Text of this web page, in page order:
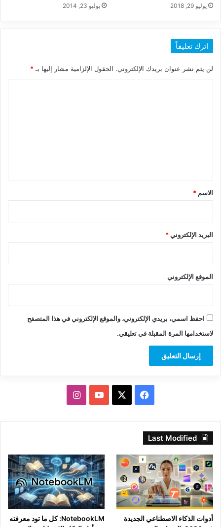
يوليو 29, 2018 يوليو 23, 2014
اترك تعليقاً
لن يتم نشر عنوان بريدك الإلكتروني. الحقول الإلزامية مشار إليها بـ *
*
الاسم *
البريد الإلكتروني*
الموقع الإلكتروني
احفظ اسمي، بريدي الإلكتروني، والموقع الإلكتروني في هذا المتصفح
لاستخدامها المرة المقبلة في تعليقي.
فيسبوك ‫YouTubeانستقرام
Last Modified
أدوات الذكاء الاصطناعي الجديدة
NotebookLM: كل ما تود معرفته